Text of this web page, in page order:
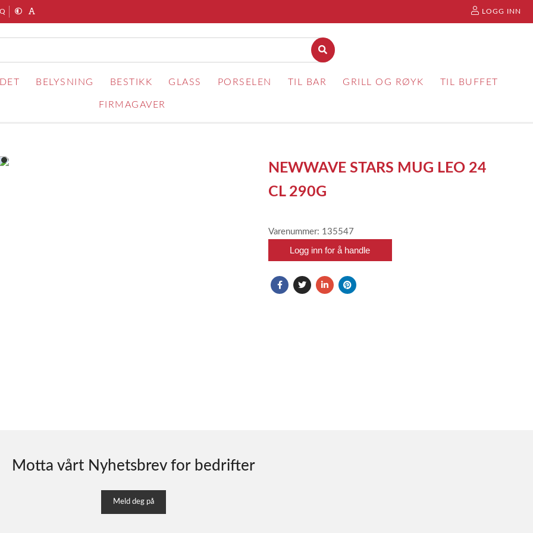
LOGG INN
BELYSNING BESTIKK GLASS PORSELEN TIL BAR GRILL OG RØYK TIL BUFFET
FIRMAGAVER
item
NEWWAVE STARS MUG LEO 24
CL 290G
Varenummer: 135547
Logg inn for å handle
Motta vårt Nyhetsbrev for bedrifter
Meld deg på